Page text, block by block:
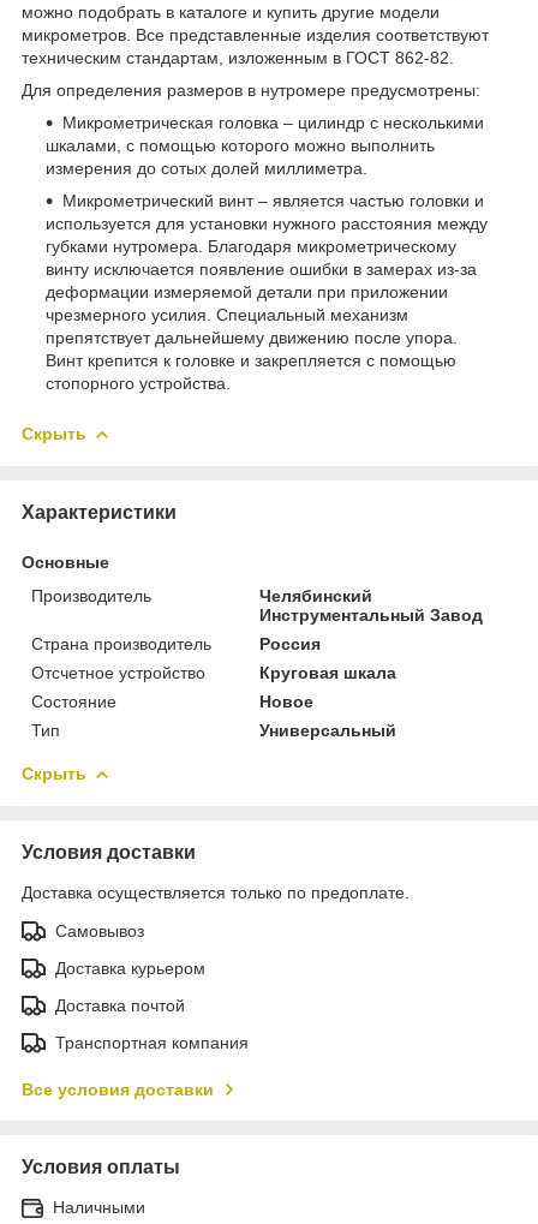
можно подобрать в каталоге и купить другие модели
микрометров. Все представленные изделия соответствуют
техническим стандартам, изложенным в ГОСТ 862-82.
Для определения размеров в нутромере предусмотрены:
Микрометрическая головка – цилиндр с несколькими
шкалами, с помощью которого можно выполнить
измерения до сотых долей миллиметра.
Микрометрический винт – является частью головки и
используется для установки нужного расстояния между
губками нутромера. Благодаря микрометрическому
винту исключается появление ошибки в замерах из-за
деформации измеряемой детали при приложении
чрезмерного усилия. Специальный механизм
препятствует дальнейшему движению после упора.
Винт крепится к головке и закрепляется с помощью
стопорного устройства.
Скрыть
Характеристики
Основные
Производитель
Челябинский
Инструментальный Завод
Страна производитель
Россия
Отсчетное устройство
Круговая шкала
Состояние
Новое
Тип
Универсальный
Скрыть
Условия доставки
Доставка осуществляется только по предоплате.
Самовывоз
Доставка курьером
Доставка почтой
Транспортная компания
Все условия доставки
Условия оплаты
Наличными